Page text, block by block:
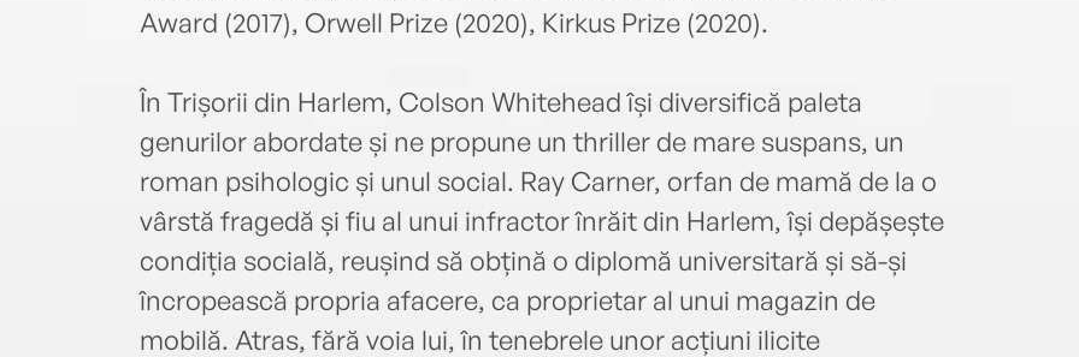
Award (2017), Orwell Prize (2020), Kirkus Prize (2020).
În Trișorii din Harlem, Colson Whitehead își diversifică paleta
genurilor abordate și ne propune un thriller de mare suspans, un
roman psihologic și unul social. Ray Carner, orfan de mamă de la o
vârstă fragedă și fiu al unui infractor înrăit din Harlem, își depășește
condiția socială, reușind să obțină o diplomă universitară și să-și
încropească propria afacere, ca proprietar al unui magazin de
mobilă. Atras, fără voia lui, în tenebrele unor acțiuni ilicite